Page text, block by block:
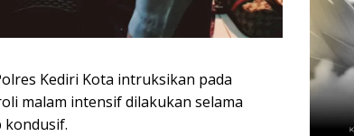
Kediri Kota intruksikan pada
malam intensif dilakukan selama
kondusif.